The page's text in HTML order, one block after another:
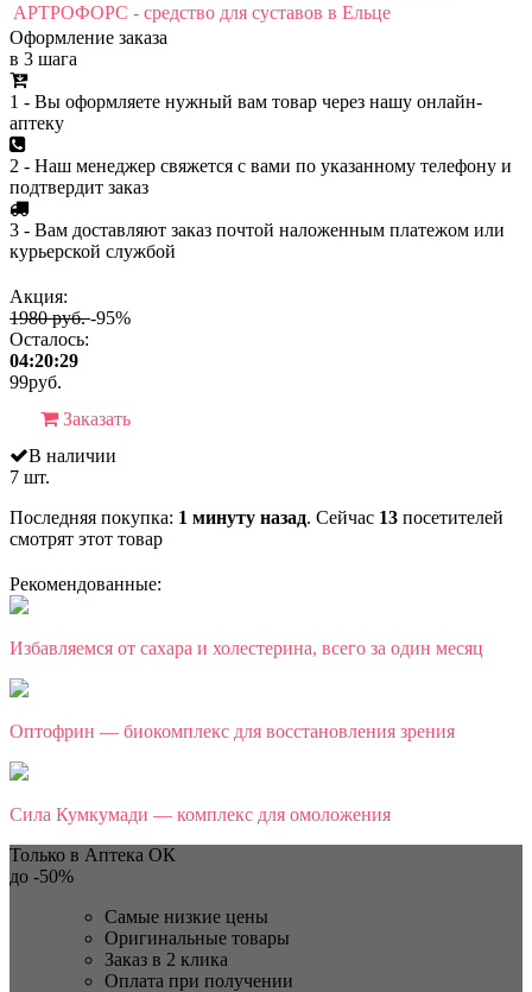
АРТРОФОРС - средство для суставов в Ельце
Оформление заказа
в 3 шага
1 - Вы оформляете нужный вам товар через нашу онлайн-
аптеку
2 - Наш менеджер свяжется с вами по указанному телефону и
подтвердит заказ
3 - Вам доставляют заказ почтой наложенным платежом или
курьерской службой
Акция:
1980 руб.-95%
Осталось:
04:20:29
99руб.
Заказать
В наличии
7 шт.
Последняя покупка: 1 минуту назад. Сейчас 13 посетителей
смотрят этот товар
Рекомендованные:
Избавляемся от сахара и холестерина, всего за один месяц
Оптофрин — биокомплекс для восстановления зрения
Сила Кумкумади — комплекс для омоложения
Только в Аптека ОК
до -50%
Самые низкие цены
Оригинальные товары
Заказ в 2 клика
Оплата при получении